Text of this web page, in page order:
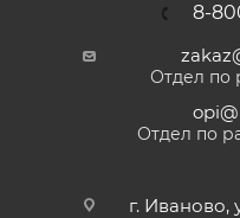
8-
Отдел по
Отдел по
г. Иваново,